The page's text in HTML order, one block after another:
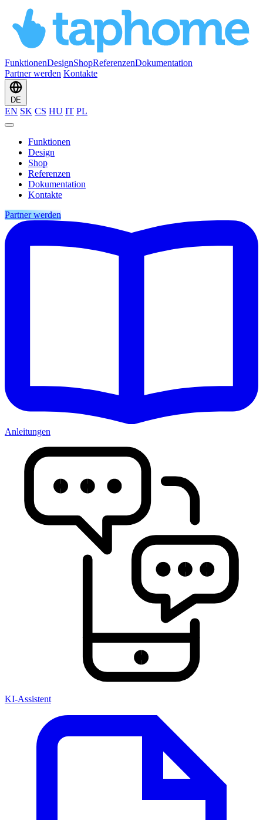
FunktionenDesignShopReferenzenDokumentation
Partner werden Kontakte
DE
EN SK CS HU IT PL
Funktionen
Design
Shop
Referenzen
Dokumentation
Kontakte
Partner werden
Anleitungen
KI-Assistent